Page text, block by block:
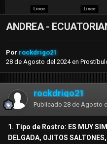
ANDREA -
Por rockdrigo21
28 de Agosto del 2024en
rockdrigo21
Publicado 28 de Agosto
1. Tipo de Rostro: ES MUY
DELGADA, OJITOS